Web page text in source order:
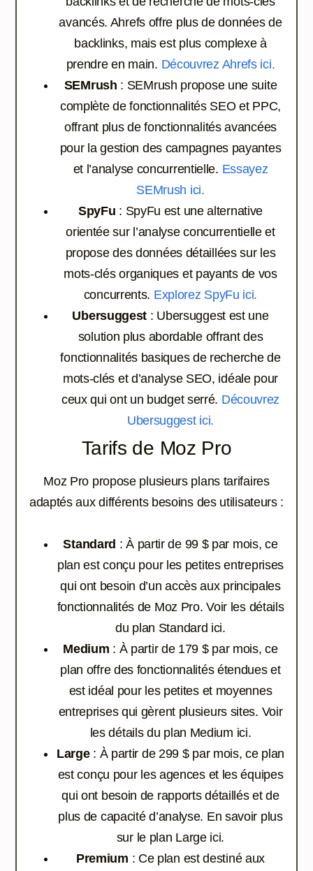
avancés. Ahrefs offre plus de données de
backlinks, mais est plus complexe à
prendre en main. Découvrez Ahrefs ici.
SEMrush : SEMrush propose une suite
complète de fonctionnalités SEO et PPC,
offrant plus de fonctionnalités avancées
pour la gestion des campagnes payantes
et l’analyse concurrentielle. Essayez
SEMrush ici.
SpyFu : SpyFu est une alternative
orientée sur l’analyse concurrentielle et
propose des données détaillées sur les
mots-clés organiques et payants de vos
concurrents. Explorez SpyFu ici.
Ubersuggest : Ubersuggest est une
solution plus abordable offrant des
fonctionnalités basiques de recherche de
mots-clés et d’analyse SEO, idéale pour
ceux qui ont un budget serré. Découvrez
Ubersuggest ici.
Tarifs de Moz Pro
Moz Pro propose plusieurs plans tarifaires
adaptés aux différents besoins des utilisateurs :
Standard : À partir de 99 $ par mois, ce
plan est conçu pour les petites entreprises
qui ont besoin d’un accès aux principales
fonctionnalités de Moz Pro.Voir les détails
du plan Standard ici.
Medium : À partir de 179 $ par mois, ce
plan offre des fonctionnalités étendues et
est idéal pour les petites et moyennes
entreprises qui gèrent plusieurs sites. Voir
les détails du plan Medium ici.
Large: À partir de 299 $ par mois, ce plan
est conçu pour les agences et les équipes
qui ont besoin de rapports détaillés et de
plus de capacité d’analyse. En savoir plus
sur le plan Large ici.
Premium : Ce plan est destiné aux